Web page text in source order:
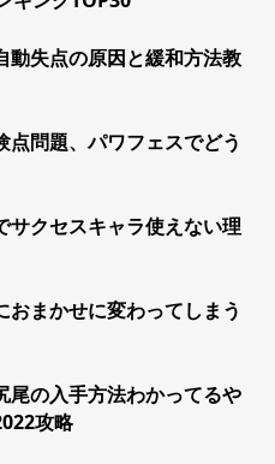
動失点の原因と緩和方法教
点問題、パワフェスでどう
サクセスキャラ使えない理
おまかせに変わってしまう
尾の入手方法わかってるや
攻略